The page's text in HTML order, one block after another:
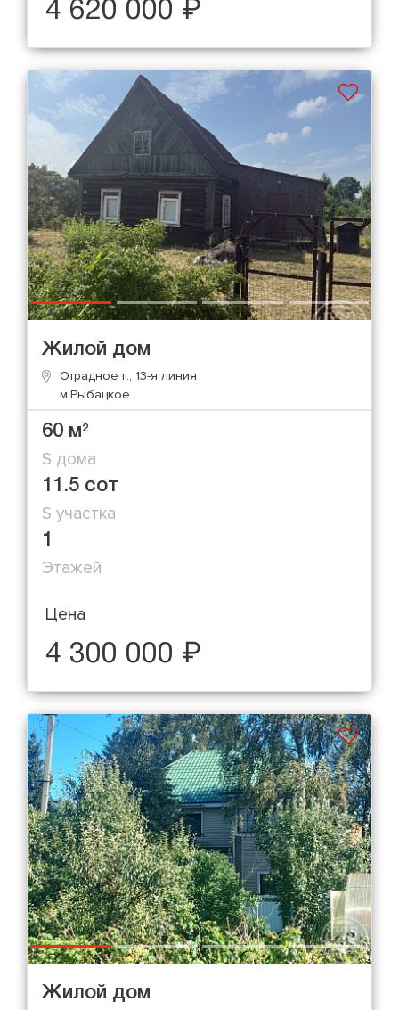
4 620 000 ₽
Жилой дом
Отрадное г., 13-я линия
м.Рыбацкое
60 м2
S дома
11.5 сот
S участка
1
Этажей
Цена
4 300 000 ₽
Жилой дом